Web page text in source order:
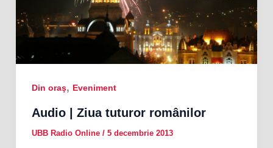
Din oraş, Eveniment
Audio | Ziua tuturor românilor
UBB Radio Online / 5 decembrie 2013